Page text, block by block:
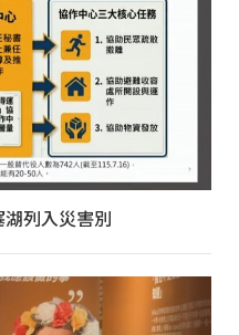
列入災害別